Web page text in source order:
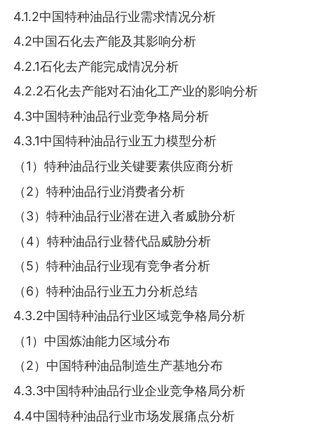
4.1.2中国特种油品行业需求情况分析
4.2中国石化去产能及其影响分析
4.2.1石化去产能完成情况分析
4.2.2石化去产能对石油化工产业的影响分析
4.3中国特种油品行业竞争格局分析
4.3.1中国特种油品行业五力模型分析
（1）特种油品行业关键要素供应商分析
（2）特种油品行业消费者分析
（3）特种油品行业潜在进入者威胁分析
（4）特种油品行业替代品威胁分析
（5）特种油品行业现有竞争者分析
（6）特种油品行业五力分析总结
4.3.2中国特种油品行业区域竞争格局分析
（1）中国炼油能力区域分布
（2）中国特种油品制造生产基地分布
4.3.3中国特种油品行业企业竞争格局分析
4.4中国特种油品行业市场发展痛点分析